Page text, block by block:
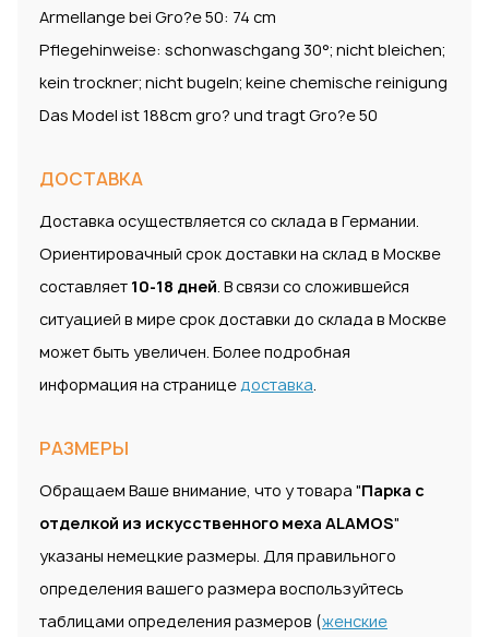
Armellange bei Gro?e 50: 74 cm
Pflegehinweise: schonwaschgang 30°; nicht bleichen;
kein trockner; nicht bugeln; keine chemische reinigung
Das Model ist 188cm gro? und tragt Gro?e 50
ДОСТАВКА
Доставка осуществляется со склада в Германии.
Ориентировачный срок доставки на склад в Москве
составляет 10-18 дней. В связи со сложившейся
ситуацией в мире срок доставки до склада в Москве
может быть увеличен. Более подробная
информация на страницедоставка.
РАЗМЕРЫ
Обращаем Ваше внимание, что у товара "Парка с
отделкой из искусственного меха ALAMOS"
указаны немецкие размеры. Для правильного
определения вашего размера воспользуйтесь
таблицами определения размеров (женские